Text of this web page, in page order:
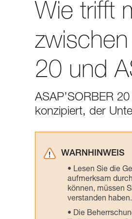
Wie trifft
zwischen
20 und
ASAP’SORBER
konzipiert, der
WARNHINWEIS
Lesen Sie die
aufmerksam
können, müssen
verstanden haben.
Die